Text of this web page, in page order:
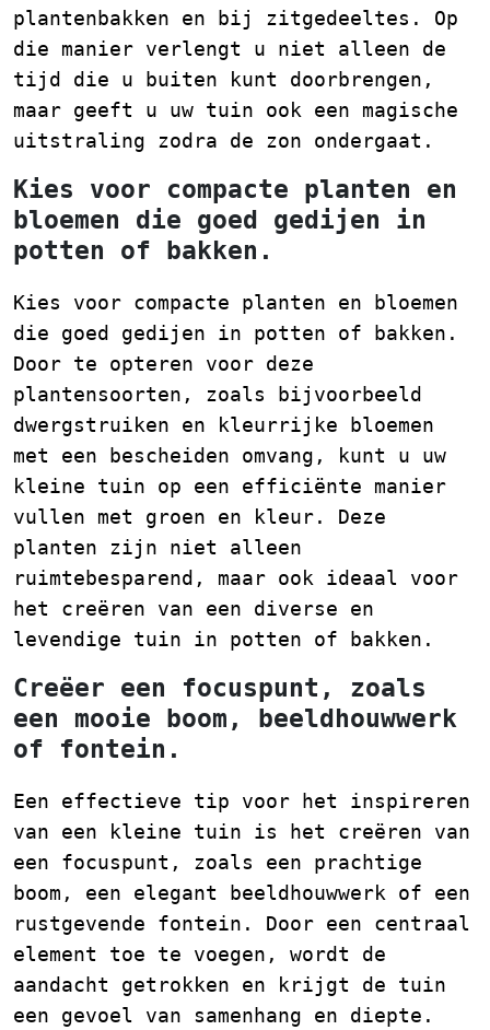
plantenbakken en bij zitgedeeltes. Op
die manier verlengt u niet alleen de
tijd die u buiten kunt doorbrengen,
maar geeft u uw tuin ook een magische
uitstraling zodra de zon ondergaat.
Kies voor compacte planten en
bloemen die goed gedijen in
potten of bakken.
Kies voor compacte planten en bloemen
die goed gedijen in potten of bakken.
Door te opteren voor deze
plantensoorten, zoals bijvoorbeeld
dwergstruiken en kleurrijke bloemen
met een bescheiden omvang, kunt u uw
kleine tuin op een efficiënte manier
vullen met groen en kleur. Deze
planten zijn niet alleen
ruimtebesparend, maar ook ideaal voor
het creëren van een diverse en
levendige tuin in potten of bakken.
Creëer een focuspunt, zoals
een mooie boom, beeldhouwwerk
of fontein.
Een effectieve tip voor het inspireren
van een kleine tuin is het creëren van
een focuspunt, zoals een prachtige
boom, een elegant beeldhouwwerk of een
rustgevende fontein. Door een centraal
element toe te voegen, wordt de
aandacht getrokken en krijgt de tuin
een gevoel van samenhang en diepte.